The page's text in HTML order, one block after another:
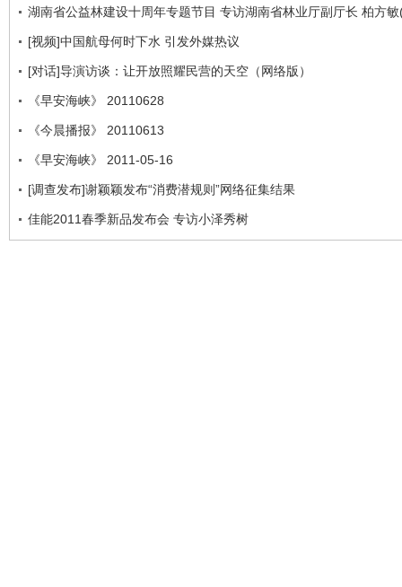
湖南省公益林建设十周年专题节目 专访湖南省林业厅副厅长 柏方
[视频]中国航母何时下水 引发外媒热议
[对话]导演访谈：让开放照耀民营的天空（网络版）
《早安海峡》 20110628
《今晨播报》 20110613
《早安海峡》 2011-05-16
[调查发布]谢颖颖发布“消费潜规则”网络征集结果
佳能2011春季新品发布会 专访小泽秀树